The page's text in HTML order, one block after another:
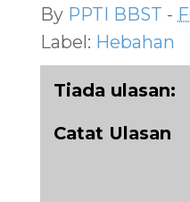
By PPTI BBST -
Label: Hebahan
Tiada ulasan:
Catat Ulasan